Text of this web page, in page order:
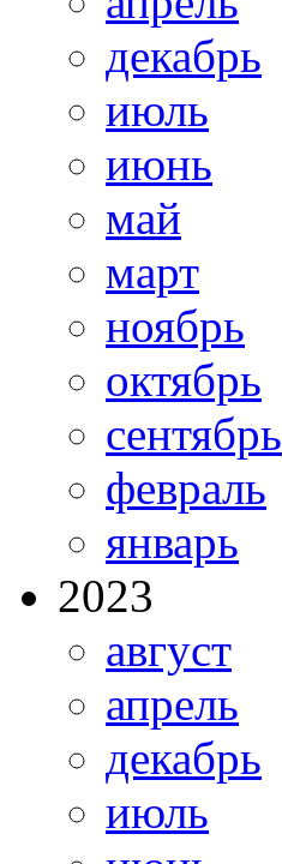
декабрь
июль
июнь
май
март
ноябрь
октябрь
сентябрь
февраль
январь
2023
август
апрель
декабрь
июль